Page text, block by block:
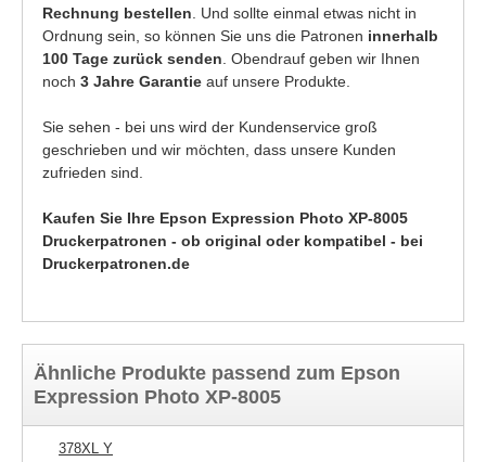
Rechnung bestellen . Und sollte einmal etwas nicht in
Ordnung sein, so können Sie uns die Patronen innerhalb
100 Tage zurück senden . Obendrauf geben wir Ihnen
noch 3 Jahre Garantie auf unsere Produkte.
Sie sehen - bei uns wird der Kundenservice groß
geschrieben und wir möchten, dass unsere Kunden
zufrieden sind.
Kaufen Sie Ihre Epson Expression Photo XP-8005
Druckerpatronen - ob original oder kompatibel - bei
Druckerpatronen.de
Ähnliche Produkte passend zum Epson
Expression Photo XP-8005
378XL Y